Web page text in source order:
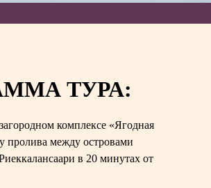
ТУРА:
комплексе «Ягодная
пролива между островами
в 20 минутах от